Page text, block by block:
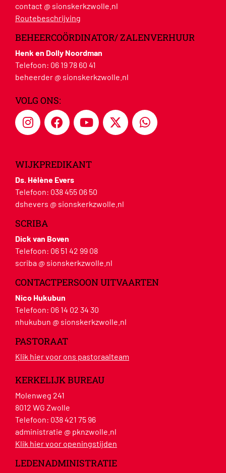
contact @ sionskerkzwolle.nl
Routebeschrijving
BEHEERCOÖRDINATOR/ ZALENVERHUUR
Henk en Dolly Noordman
Telefoon: 06 19 78 60 41
beheerder @ sionskerkzwolle.nl
VOLG ONS:
WIJKPREDIKANT
Ds. Hélène Evers
Telefoon: 038 455 06 50
dshevers @ sionskerkzwolle.nl
SCRIBA
Dick van Boven
Telefoon: 06 51 42 99 08
scriba @ sionskerkzwolle.nl
CONTACTPERSOON UITVAARTEN
Nico Hukubun
Telefoon: 06 14 02 34 30
nhukubun @ sionskerkzwolle.nl
PASTORAAT
Klik hier voor ons pastoraalteam
KERKELIJK BUREAU
Molenweg 241
8012 WG Zwolle
Telefoon: 038 421 75 96
administratie @ pknzwolle.nl
Klik hier voor openingstijden
LEDENADMINISTRATIE